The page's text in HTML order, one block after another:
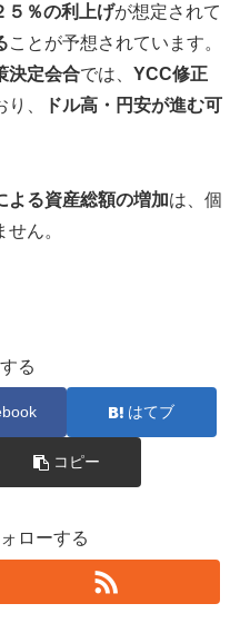
５％の利上げが想定されて
ことが予想されています。
決定会合では、 YCC修正
、
ドル高・円安が進む可
よる資産総額の増加は、個
ん。
る
はてブ
コピー
ローする